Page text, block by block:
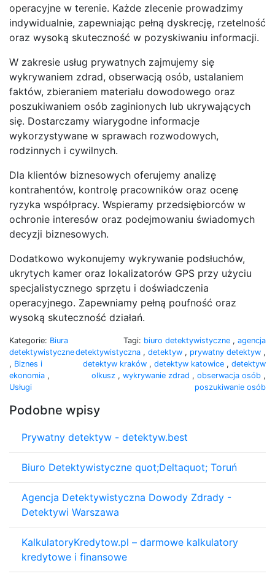
operacyjne w terenie. Każde zlecenie prowadzimy
indywidualnie, zapewniając pełną dyskrecję, rzetelność
oraz wysoką skuteczność w pozyskiwaniu informacji.
W zakresie usług prywatnych zajmujemy się
wykrywaniem zdrad, obserwacją osób, ustalaniem
faktów, zbieraniem materiału dowodowego oraz
poszukiwaniem osób zaginionych lub ukrywających
się. Dostarczamy wiarygodne informacje
wykorzystywane w sprawach rozwodowych,
rodzinnych i cywilnych.
Dla klientów biznesowych oferujemy analizę
kontrahentów, kontrolę pracowników oraz ocenę
ryzyka współpracy. Wspieramy przedsiębiorców w
ochronie interesów oraz podejmowaniu świadomych
decyzji biznesowych.
Dodatkowo wykonujemy wykrywanie podsłuchów,
ukrytych kamer oraz lokalizatorów GPS przy użyciu
specjalistycznego sprzętu i doświadczenia
operacyjnego. Zapewniamy pełną poufność oraz
wysoką skuteczność działań.
Kategorie: Biura
detektywistyczne
, Biznes i
ekonomia ,
Usługi
Tagi: biuro detektywistyczne , agencja
detektywistyczna , detektyw , prywatny detektyw ,
detektyw kraków , detektyw katowice , detektyw
olkusz , wykrywanie zdrad , obserwacja osób ,
poszukiwanie osób
Podobne wpisy
Prywatny detektyw - detektyw.best
Biuro Detektywistyczne quot;Deltaquot; Toruń
Agencja Detektywistyczna Dowody Zdrady -
Detektywi Warszawa
KalkulatoryKredytow.pl – darmowe kalkulatory
kredytowe i finansowe